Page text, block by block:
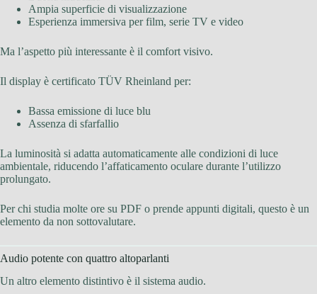
Ampia superficie di visualizzazione
Esperienza immersiva per film, serie TV e video
Ma l’aspetto più interessante è il comfort visivo.
Il display è certificato TÜV Rheinland per:
Bassa emissione di luce blu
Assenza di sfarfallio
La luminosità si adatta automaticamente alle condizioni di luce
ambientale, riducendo l’affaticamento oculare durante l’utilizzo
prolungato.
Per chi studia molte ore su PDF o prende appunti digitali, questo è un
elemento da non sottovalutare.
Audio potente con quattro altoparlanti
Un altro elemento distintivo è il sistema audio.